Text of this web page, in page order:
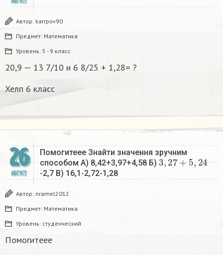
Автор: karrpov90
Предмет: Математика
Уровень: 5 - 9 класс
20,9 — 13 7/10 и 6 8/25 + 1,28= ?
Хелп 6 класс
26
АВГУСТ
Помогитеее Знайти значення зручним
способом А) 8,42+3,97+4,58 Б)
3,27+5 ,24
-2,7 В) 16,1-2,72-1,28
Автор: nramel2012
Предмет: Математика
Уровень: студенческий
Помогитеее